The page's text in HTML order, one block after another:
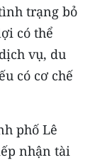
trạng bỏ
có thể
vụ, du
có cơ chế
phố Lê
nhận tài